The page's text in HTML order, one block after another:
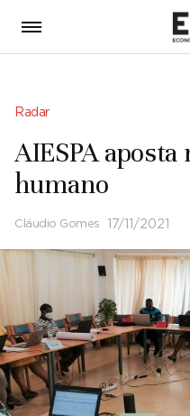
Radar
AIESPA
humano
Cláudio Gomes 17/11/2021